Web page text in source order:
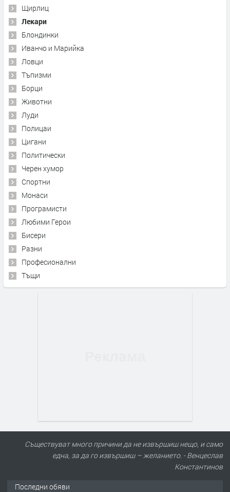
Щирлиц
Лекари
Блондинки
Иванчо и Марийка
Ловци
Тъпизми
Борци
Животни
Луди
Полицаи
Цигани
Политически
Черен хумор
Спортни
Монаси
Програмисти
Любими Герои
Бисери
Разни
Професионални
Тъщи
Съществуват много причини да не извършиш нещо, и само
една, за да го извършиш – желанието. - Венцеслав
Константинов
Последни обяви